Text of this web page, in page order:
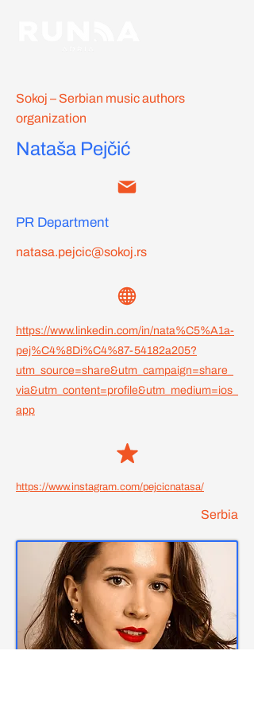
Sokoj – Serbian music authors
organization
Nataša Pejčić
PR Department
natasa.pejcic@sokoj.rs
https://www.linkedin.com/in/nata%C5%A1a-
pej%C4%8Di%C4%87-54182a205?
utm_source=share&utm_campaign=share_
via&utm_content=profile&utm_medium=ios_
app
https://www.instagram.com/pejcicnatasa/
Serbia